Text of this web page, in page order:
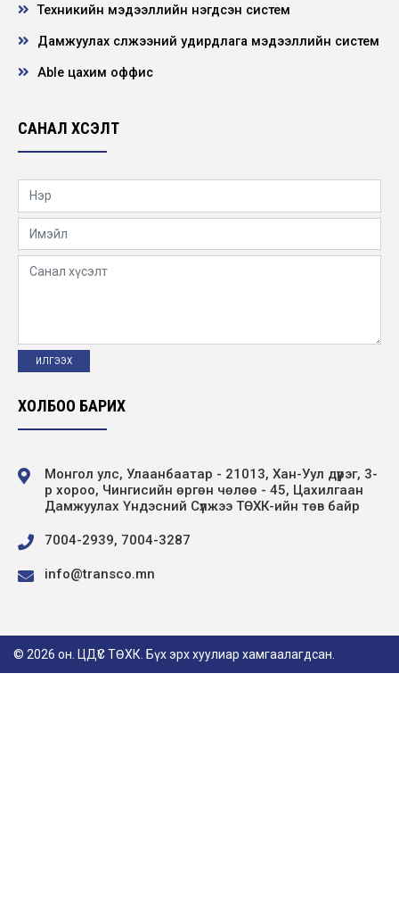
Техникийн мэдээллийн нэгдсэн систем
Дамжуулах сүлжээний удирдлага мэдээллийн систем
Able цахим оффис
САНАЛ ХҮСЭЛТ
ХОЛБОО БАРИХ
Монгол улс, Улаанбаатар - 21013, Хан-Уул дүүрэг, 3-
р хороо, Чингисийн өргөн чөлөө - 45, Цахилгаан
Дамжуулах Үндэсний Сүлжээ ТӨХК-ийн төв байр
7004-2939, 7004-3287
info@transco.mn
© 2026 он. ЦДҮС ТӨХК. Бүх эрх хуулиар хамгаалагдсан.